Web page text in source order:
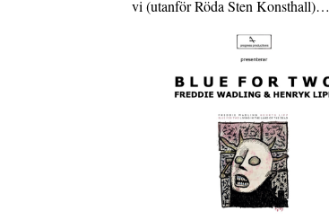
vi (utanför Röda Sten Konsthall)…